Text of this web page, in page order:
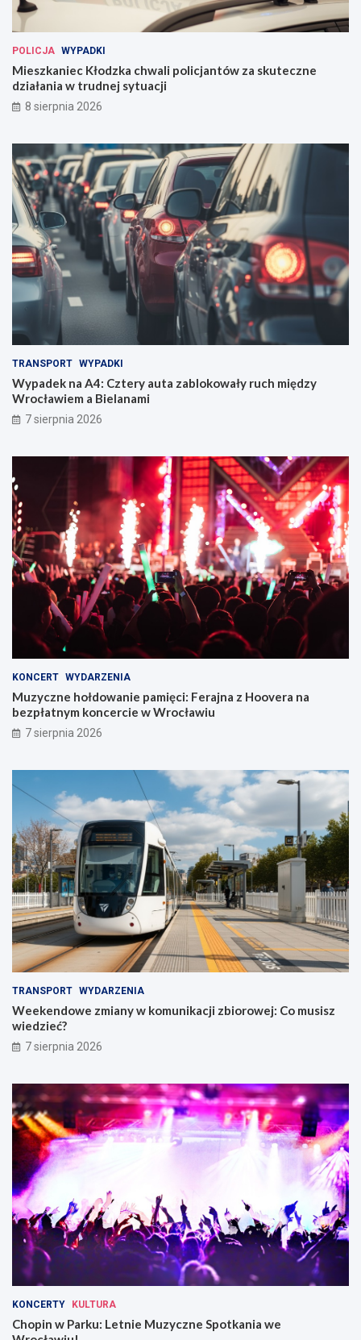
POLICJA WYPADKI
Mieszkaniec Kłodzka chwali policjantów za skuteczne
działania w trudnej sytuacji
8 sierpnia 2026
TRANSPORT WYPADKI
Wypadek na A4: Cztery auta zablokowały ruch między
Wrocławiem a Bielanami
7 sierpnia 2026
KONCERT WYDARZENIA
Muzyczne hołdowanie pamięci: Ferajna z Hoovera na
bezpłatnym koncercie w Wrocławiu
7 sierpnia 2026
TRANSPORT WYDARZENIA
Weekendowe zmiany w komunikacji zbiorowej: Co musisz
wiedzieć?
7 sierpnia 2026
KONCERTY KULTURA
Chopin w Parku: Letnie Muzyczne Spotkania we